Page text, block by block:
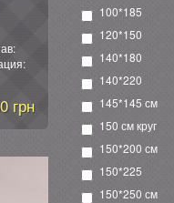
грн
100*185
120*150
140*180
140*220
145*145 см
150 см круг
150*200 см
150*225
150*250 см